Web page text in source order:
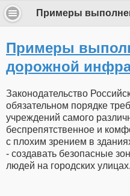
Примеры
дорожной
Законодательство
обязательном порядке
учреждений самого
беспрепятственное и
с плохим зрением в
- создавать безопасные
людей на городских улицах.